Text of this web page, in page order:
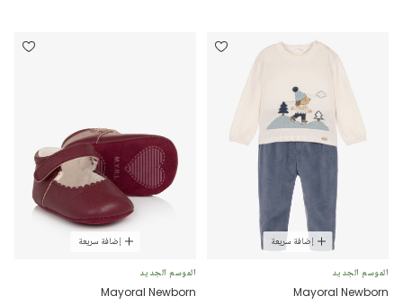
إضافة سريعة
الموسم الجديد
Mayoral Newborn
إضافة سريعة
الموسم الجديد
Mayoral Newborn